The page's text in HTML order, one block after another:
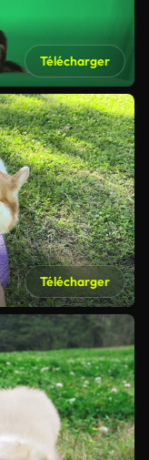
Télécharger
Télécharger